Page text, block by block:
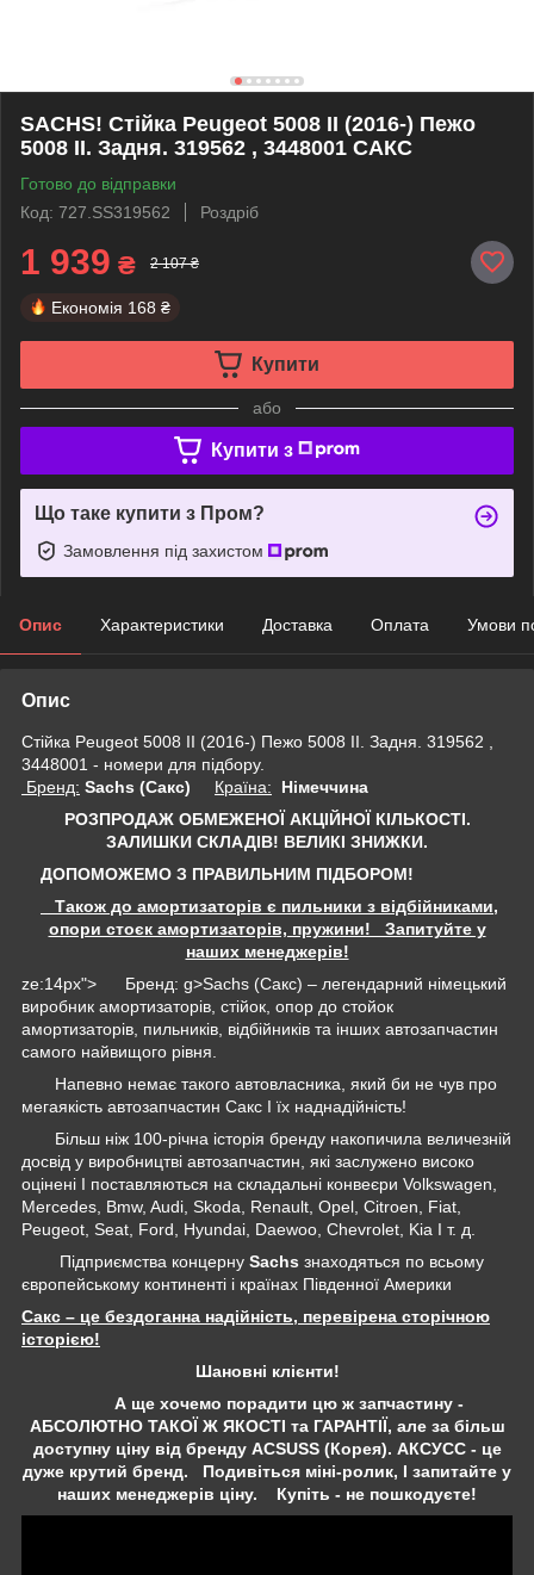
SACHS! Стійка Peugeot 5008 II (2016-) Пежо
5008 II. Задня. 319562 , 3448001 САКС
Готово до відправки
Код: 727.SS319562
Роздріб
1 939 ₴ 2 107 ₴
Економія 168 ₴
Купити
або
Купити з
Що таке купити з Пром?
Замовлення під захистом
Опис Характеристики Доставка Оплата Умови
Опис
Стійка Peugeot 5008 II (2016-) Пежо 5008 II. Задня. 319562 ,
3448001 - номери для підбору.
Бренд: Sachs (Сакс) Країна: Німеччина
РОЗПРОДАЖ ОБМЕЖЕНОЇ АКЦІЙНОЇ КІЛЬКОСТІ.
ЗАЛИШКИ СКЛАДІВ! ВЕЛИКІ ЗНИЖКИ.
ДОПОМОЖЕМО З ПРАВИЛЬНИМ ПІДБОРОМ!
Також до амортизаторів є пильники з відбійниками,
опори стоєк амортизаторів, пружини! Запитуйте у
наших менеджерів!
ze:14px"> Бренд: g>Sachs (Сакс) – легендарний німецький
виробник амортизаторів, стійок, опор до стойок
амортизаторів, пильників, відбійників та інших автозапчастин
самого найвищого рівня.
Напевно немає такого автовласника, який би не чув про
мегаякість автозапчастин Сакс І їх наднадійність!
Більш ніж 100-річна історія бренду накопичила величезній
досвід у виробництві автозапчастин, які заслужено високо
оцінені І поставляються на складальні конвеєри Volkswagen,
Mercedes, Bmw, Audi, Skoda, Renault, Opel, Citroen, Fiat,
Peugeot, Seat, Ford, Hyundai, Daewoo, Chevrolet, Kia І т. д.
Підприємства концерну Sachs знаходяться по всьому
європейському континенті і країнах Південної Америки
Сакс – це бездоганна надійність, перевірена сторічною
історією!
Шановні клієнти!
А ще хочемо порадити цю ж запчастину -
АБСОЛЮТНО ТАКОЇ Ж ЯКОСТІ та ГАРАНТІЇ, але за більш
доступну ціну від бренду ACSUSS (Корея). АКСУСС - це
дуже крутий бренд. Подивіться міні-ролик, І запитайте у
наших менеджерів ціну. Купіть - не пошкодуєте!